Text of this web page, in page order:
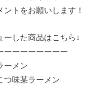
ントをお願いします！
した商品はこちら↓
ーーーーーーーー
ーメン
つ味某ラーメン